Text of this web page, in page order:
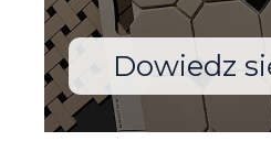
Dowiedz